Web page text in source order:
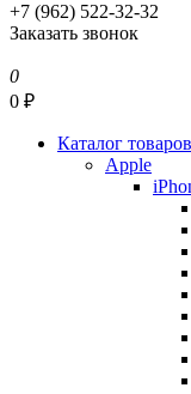
+7 (962) 522-32-32
Заказать звонок
0
0 ₽
Каталог товаров
Apple